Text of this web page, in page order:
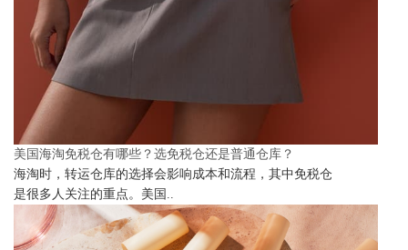
美国海淘免税仓有哪些？选免税仓还是普通仓库？
海淘时，转运仓库的选择会影响成本和流程，其中免税仓
是很多人关注的重点。美国..